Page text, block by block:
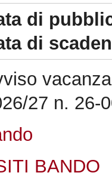
di
di
27 n. 26-
BANDO